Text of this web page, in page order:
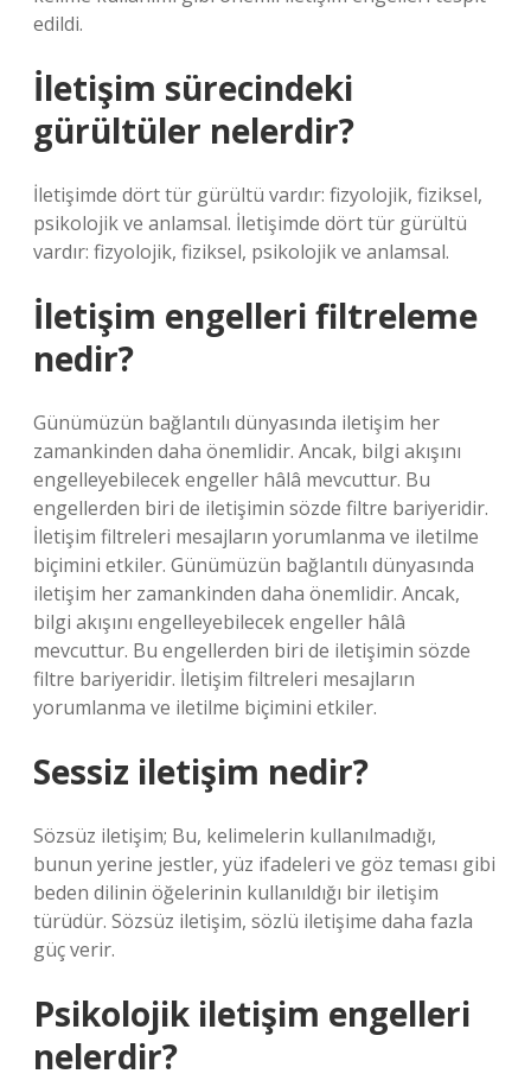
edildi.
İletişim sürecindeki
gürültüler nelerdir?
İletişimde dört tür gürültü vardır: fizyolojik, fiziksel,
psikolojik ve anlamsal. İletişimde dört tür gürültü
vardır: fizyolojik, fiziksel, psikolojik ve anlamsal.
İletişim engelleri filtreleme
nedir?
Günümüzün bağlantılı dünyasında iletişim her
zamankinden daha önemlidir. Ancak, bilgi akışını
engelleyebilecek engeller hâlâ mevcuttur. Bu
engellerden biri de iletişimin sözde filtre bariyeridir.
İletişim filtreleri mesajların yorumlanma ve iletilme
biçimini etkiler. Günümüzün bağlantılı dünyasında
iletişim her zamankinden daha önemlidir. Ancak,
bilgi akışını engelleyebilecek engeller hâlâ
mevcuttur. Bu engellerden biri de iletişimin sözde
filtre bariyeridir. İletişim filtreleri mesajların
yorumlanma ve iletilme biçimini etkiler.
Sessiz iletişim nedir?
Sözsüz iletişim; Bu, kelimelerin kullanılmadığı,
bunun yerine jestler, yüz ifadeleri ve göz teması gibi
beden dilinin öğelerinin kullanıldığı bir iletişim
türüdür. Sözsüz iletişim, sözlü iletişime daha fazla
güç verir.
Psikolojik iletişim engelleri
nelerdir?